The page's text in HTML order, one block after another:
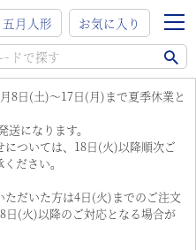
五月人形 お気に入り
8日(土)～17日(月)まで夏季休業と
になります。
ついては、18日(火)以降順次ご
ださい。
だいた方は4日(火)までのご注文
日(火)以降のご対応となる場合が